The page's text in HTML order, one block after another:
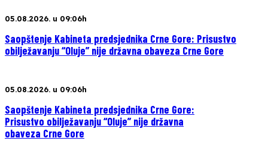
05.08.2026. u 09:06h
Saopštenje Kabineta predsjednika Crne Gore: Prisustvo
obilježavanju “Oluje” nije državna obaveza Crne Gore
05.08.2026. u 09:06h
Saopštenje Kabineta predsjednika Crne Gore:
Prisustvo obilježavanju “Oluje” nije državna
obaveza Crne Gore